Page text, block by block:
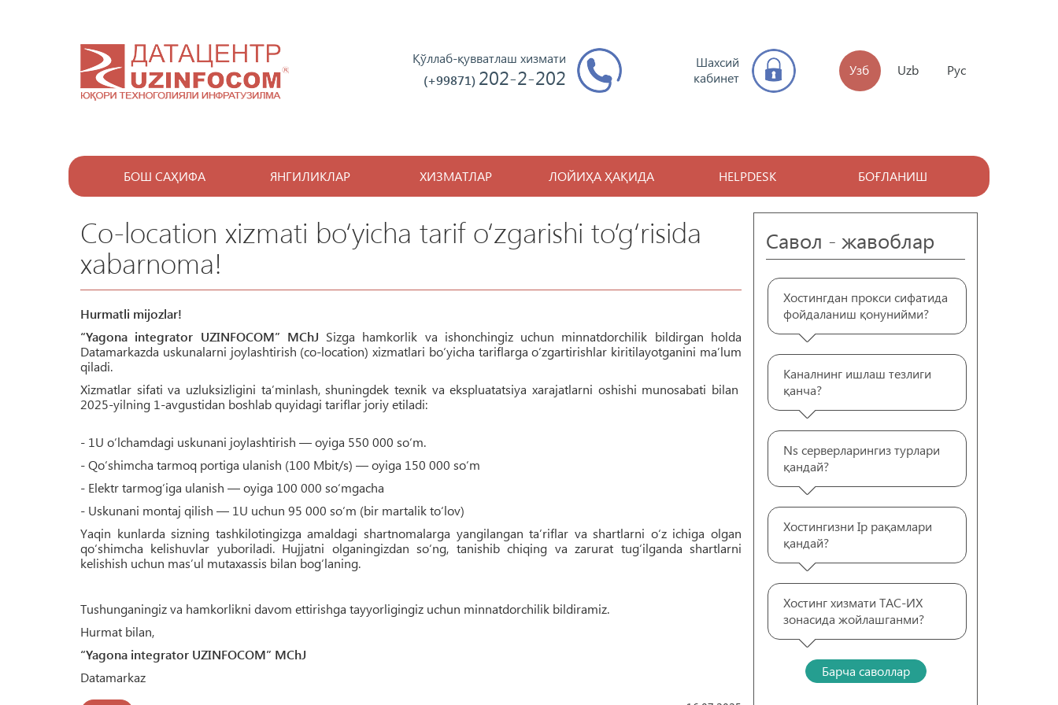
БОШ САҲИФА ЯНГИЛИКЛАР ХИЗМАТЛАР ЛОЙИҲА ҲАҚИДА HELPDESK БОҒЛАНИШ
Узб Uzb Рус
Шахсий
кабинет
Қўллаб-қувватлаш хизмати
(+99871) 202-2-202
Co-location xizmati bo‘yicha tarif o‘zgarishi to‘g‘risida
xabarnoma!
Hurmatli mijozlar!
“Yagona integrator UZINFOCOM” MChJ Sizga hamkorlik va ishonchingiz uchun minnatdorchilik bildirgan holda
Datamarkazda uskunalarni joylashtirish (co-location) xizmatlari bo‘yicha tariflarga o‘zgartirishlar kiritilayotganini ma’lum
qiladi.
Xizmatlar sifati va uzluksizligini ta’minlash, shuningdek texnik va ekspluatatsiya xarajatlarni oshishi munosabati bilan
2025-yilning 1-avgustidan boshlab quyidagi tariflar joriy etiladi:
- 1U o‘lchamdagi uskunani joylashtirish — oyiga 550 000 so‘m.
- Qo‘shimcha tarmoq portiga ulanish (100 Mbit/s) — oyiga 150 000 so‘m
- Elektr tarmog‘iga ulanish — oyiga 100 000 so‘mgacha
- Uskunani montaj qilish — 1U uchun 95 000 so‘m (bir martalik to‘lov)
Yaqin kunlarda sizning tashkilotingizga amaldagi shartnomalarga yangilangan ta’riflar va shartlarni o‘z ichiga olgan
qo‘shimcha kelishuvlar yuboriladi. Hujjatni olganingizdan so‘ng, tanishib chiqing va zarurat tug‘ilganda shartlarni
kelishish uchun mas’ul mutaxassis bilan bog‘laning.
Tushunganingiz va hamkorlikni davom ettirishga tayyorligingiz uchun minnatdorchilik bildiramiz.
Hurmat bilan,
“Yagona integrator UZINFOCOM” MChJ
Datamarkaz
Савол - жавоблар
Хостингдан прокси сифатида
фойдаланиш қонунийми?
Каналнинг ишлаш тезлиги
қанча?
Ns серверларингиз турлари
қандай?
Хостингизни Ip рақамлари
қандай?
Хостинг хизмати ТАС-ИХ
зонасида жойлашганми?
Барча саволлар